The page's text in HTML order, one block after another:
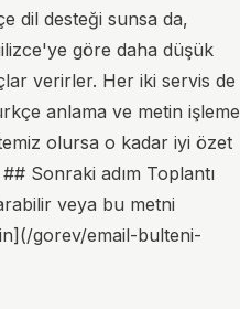
dil desteği sunsa da,
göre daha düşük
verirler. Her iki servis de
anlama ve metin işleme
olursa o kadar iyi özet
Sonraki adım Toplantı
veya bu metni
gorev/email-bulteni-